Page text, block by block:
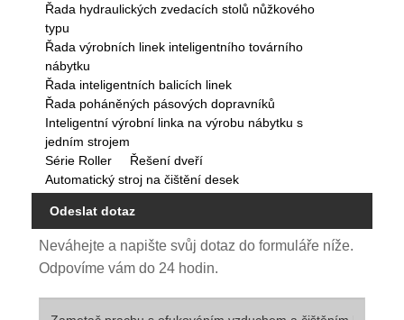
Řada hydraulických zvedacích stolů nůžkového
typu
Řada výrobních linek inteligentního továrního
nábytku
Řada inteligentních balicích linek
Řada poháněných pásových dopravníků
Inteligentní výrobní linka na výrobu nábytku s
jedním strojem
Série Roller
Řešení dveří
Automatický stroj na čištění desek
Odeslat dotaz
Neváhejte a napište svůj dotaz do formuláře níže.
Odpovíme vám do 24 hodin.